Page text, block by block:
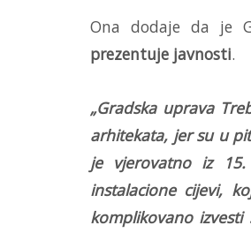
Ona dodaje da je
prezentuje javnosti.
„Gradska uprava
arhitekata, jer su u
je vjerovatno iz
instalacione cijevi,
komplikovano